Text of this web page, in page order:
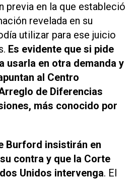
previa en la que estableció
revelada en su
utilizar para ese juicio
Es evidente que si pide
usarla en otra demanda y
al Centro
de Diferencias
más conocido por
Burford insistirán en
contra y que la Corte
Unidos intervenga. El